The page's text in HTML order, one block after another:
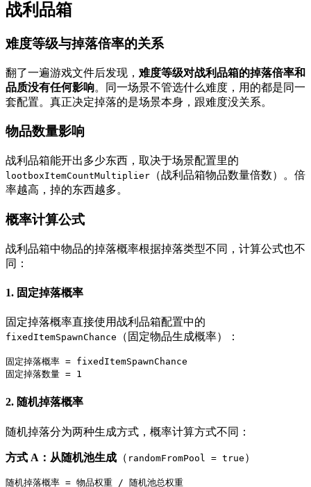
战利品箱
难度等级与掉落倍率的关系
翻了一遍游戏文件后发现， 难度等级对战利品箱的掉落倍率和
品质没有任何影响。同一场景不管选什么难度，用的都是同一
套配置。真正决定掉落的是场景本身，跟难度没关系。
物品数量影响
战利品箱能开出多少东西，取决于场景配置里的
lootboxItemCountMultiplier （战利品箱物品数量倍数）。倍
率越高，掉的东西越多。
概率计算公式
战利品箱中物品的掉落概率根据掉落类型不同，计算公式也不
同：
1. 固定掉落概率
固定掉落概率直接使用战利品箱配置中的
fixedItemSpawnChance （固定物品生成概率）：
固定掉落概率 = fixedItemSpawnChance
2. 随机掉落概率
随机掉落分为两种生成方式，概率计算方式不同：
方式 A：从随机池生成 （ randomFromPool = true ）